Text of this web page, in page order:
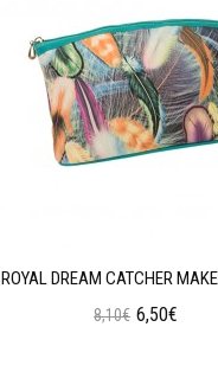
ROYAL DREAM CATCHER
8,10€ 6,50€